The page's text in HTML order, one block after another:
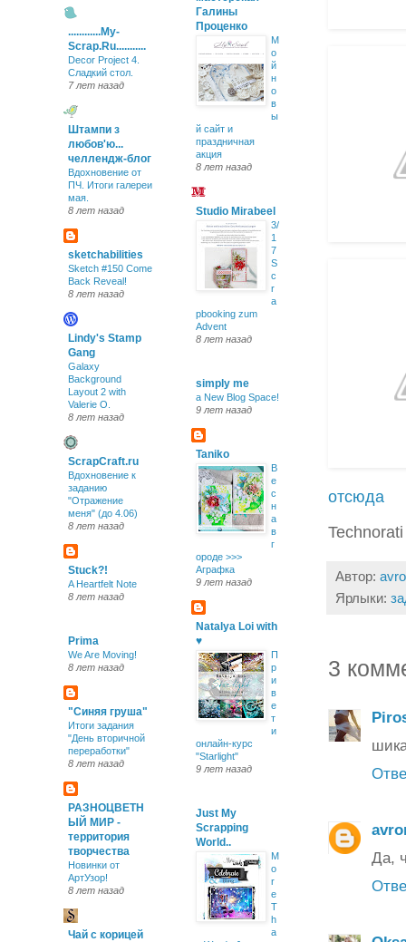
отсюда
Автор:
Ярлыки:
3
Да,
............My-
Scrap.Ru...........
Decor Project 4.
Сладкий стол.
7 лет назад
Штампи з
любов'ю...
челлендж-блог
Вдохновение от
ПЧ. Итоги галереи
мая.
8 лет назад
sketchabilities
Sketch #150 Come
Back Reveal!
8 лет назад
Lindy's Stamp
Gang
Galaxy
Background
Layout 2 with
Valerie O.
8 лет назад
ScrapCraft.ru
Вдохновение к
заданию
"Отражение
меня" (до 4.06)
8 лет назад
Stuck?!
A Heartfelt Note
8 лет назад
Prima
We Are Moving!
8 лет назад
"Синяя груша"
Итоги задания
"День вторичной
переработки"
8 лет назад
РАЗНОЦВЕТН
ЫЙ МИР -
территория
творчества
Новинки от
АртУзор!
8 лет назад
Чай с корицей
Галины
Проценко
М
о
й
н
о
в
ы
й сайт и
праздничная
акция
8 лет назад
Studio Mirabeel
3/
1
7
S
c
r
a
pbooking zum
Advent
8 лет назад
simply me
a New Blog Space!
9 лет назад
Taniko
В
е
с
н
а
в
г
ороде >>>
Аграфка
9 лет назад
Natalya Loi with
♥
П
р
и
в
е
т
и
онлайн-курс
"Starlight"
9 лет назад
Just My
Scrapping
World..
M
o
r
e
T
h
a